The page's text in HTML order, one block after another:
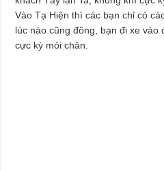
Vào Tạ Hiện thì các bạn chỉ có
lúc nào cũng đông, bạn đi xe
cực kỳ mỏi chân.